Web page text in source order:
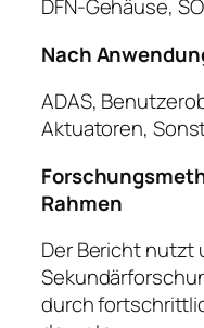
DFN-Gehäuse,
Nach
ADAS,
Aktuatoren,
Rahmen
Der Bericht nutzt
durch